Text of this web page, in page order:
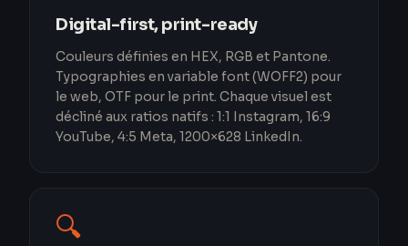
Digital-first, print-ready
Couleurs définies en HEX, RGB et Pantone.
Typographies en variable font (WOFF2) pour
le web, OTF pour le print. Chaque visuel est
décliné aux ratios natifs : 1:1 Instagram, 16:9
YouTube, 4:5 Meta, 1200×628 LinkedIn.
🔍